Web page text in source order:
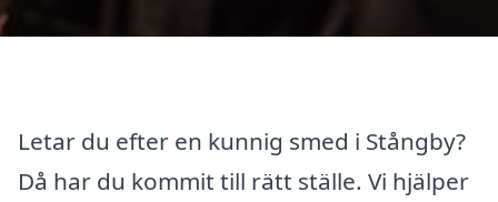
Letar du efter en kunnig smed i Stångby?
Då har du kommit till rätt ställe. Vi hjälper